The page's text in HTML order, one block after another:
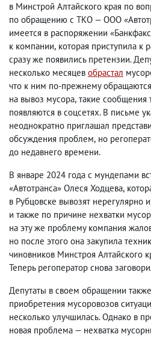
в Минстрой Алтайского края по
по обращению с ТКО — ООО
имеется в распоряжении
к компании, которая приступила к
сразу же появились претензии.
несколько месяцев обрастал
что к ним по-прежнему
на вывоз мусора, такие сообщения
появляются в соцсетях. В письме
неоднократно приглашал
обсуждения проблем, но
до недавнего времени.
В январе 2024 года с мундепами
«Автотранса» Олеся Ходцева,
в Рубцовске вывозят нерегулярно
и также по причине нехватки
на эту же проблему компания
но после этого она закупила
чиновников Минстроя Алтайского
Теперь регоператор снова
Депутаты в своем обращении
приобретения мусоровозов
несколько улучшилась. Однако в
новая проблема — нехватка